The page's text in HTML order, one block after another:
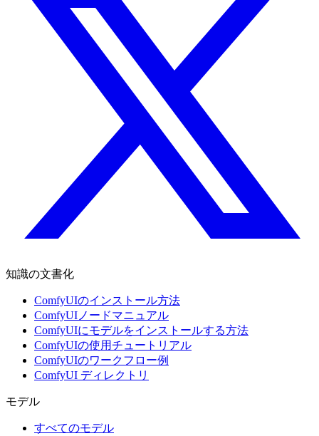
知識の文書化
ComfyUIのインストール方法
ComfyUIノードマニュアル
ComfyUIにモデルをインストールする方法
ComfyUIの使用チュートリアル
ComfyUIのワークフロー例
ComfyUI ディレクトリ
モデル
すべてのモデル